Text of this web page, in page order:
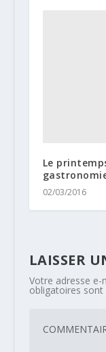
Le
02/03/2016
LAISSER
Votre adresse e-
obligatoires sont